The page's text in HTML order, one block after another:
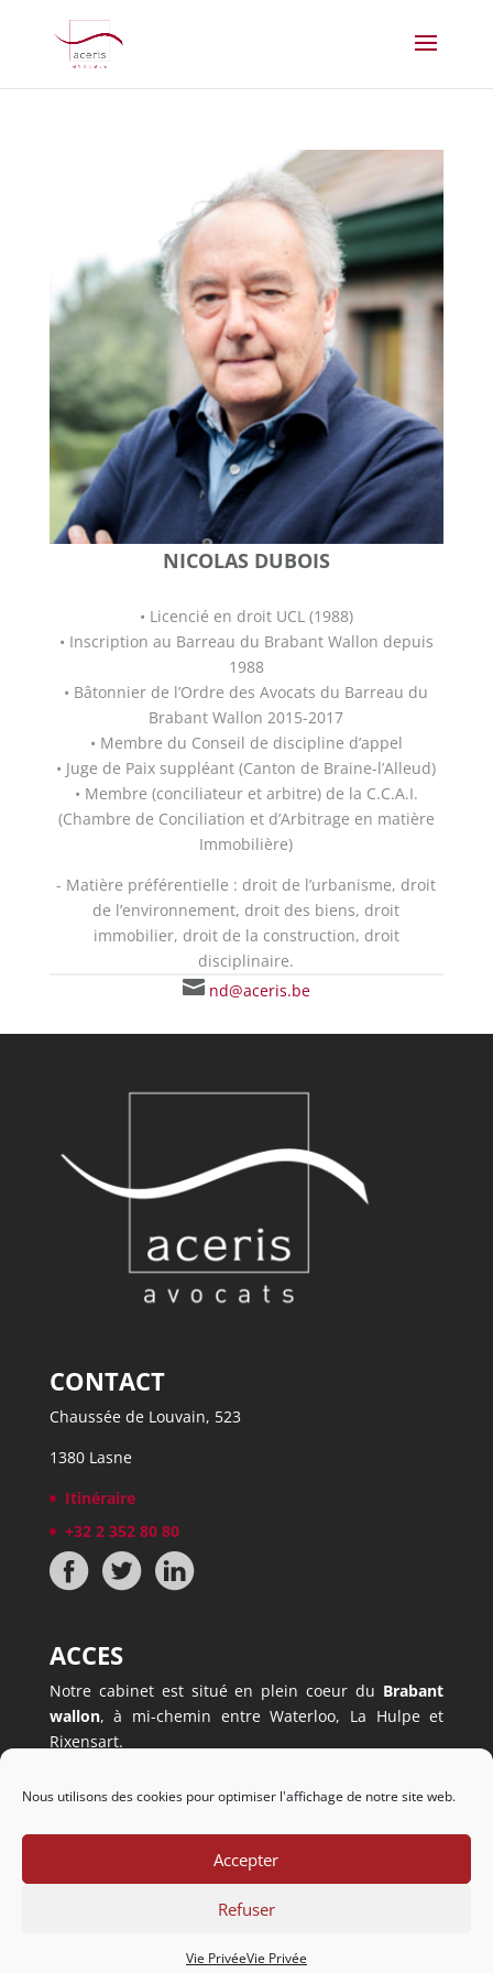
Nous utilisons des cookies pour optimiser l'affichage de notre site web.
Accepter
Refuser
Vie PrivéeVie Privée
NICOLAS DUBOIS
• Licencié en droit UCL (1988)
• Inscription au Barreau du Brabant Wallon depuis
1988
• Bâtonnier de l’Ordre des Avocats du Barreau du
Brabant Wallon 2015-2017
• Membre du Conseil de discipline d’appel
• Juge de Paix suppléant (Canton de Braine-l’Alleud)
• Membre (conciliateur et arbitre) de la C.C.A.I.
(Chambre de Conciliation et d’Arbitrage en matière
Immobilière)
- Matière préférentielle : droit de l’urbanisme, droit
de l’environnement, droit des biens, droit
immobilier, droit de la construction, droit
disciplinaire.
 nd@aceris.be
CONTACT
Chaussée de Louvain, 523
1380 Lasne
Itinéraire
+32 2 352 80 80
ACCES
Notre cabinet est situé en plein coeur du Brabant
wallon, à mi-chemin entre Waterloo, La Hulpe et
Rixensart.
ring(sortie Mont-Saint-Jean).
Copyright © 2016 - 2021